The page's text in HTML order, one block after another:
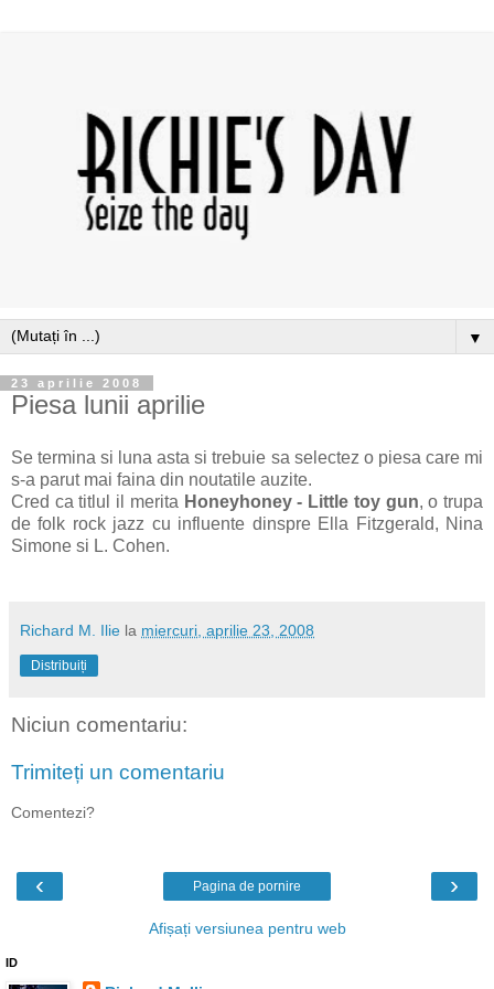
▼
23 aprilie 2008
Piesa lunii aprilie
Se termina si luna asta si trebuie sa selectez o piesa care mi
s-a parut mai faina din noutatile auzite.
Cred ca titlul il merita Honeyhoney - Little toy gun, o trupa
de folk rock jazz cu influente dinspre Ella Fitzgerald, Nina
Simone si L. Cohen.
Richard M. Ilie la miercuri, aprilie 23, 2008
Distribuiți
Niciun comentariu:
Trimiteți un comentariu
Comentezi?
‹ ›
Pagina de pornire
Afișați versiunea pentru web
ID